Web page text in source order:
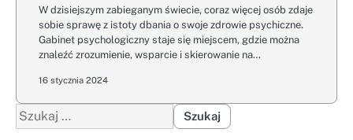
W dzisiejszym zabieganym świecie, coraz więcej osób zdaje
sobie sprawę z istoty dbania o swoje zdrowie psychiczne.
Gabinet psychologiczny staje się miejscem, gdzie można
znaleźć zrozumienie, wsparcie i skierowanie na…
16 stycznia 2024
Szukaj: